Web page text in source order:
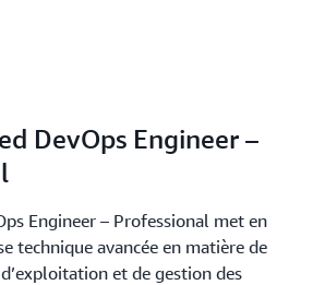
DevOps Engineer –
Engineer – Professional met en
technique avancée en matière de
et de gestion des